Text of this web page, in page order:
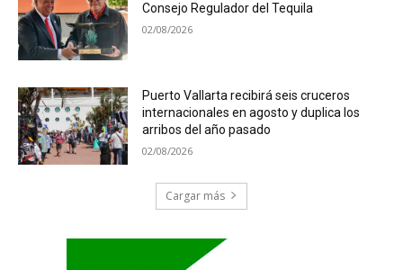
Consejo Regulador del Tequila
02/08/2026
Puerto Vallarta recibirá seis cruceros
internacionales en agosto y duplica los
arribos del año pasado
02/08/2026
Cargar más